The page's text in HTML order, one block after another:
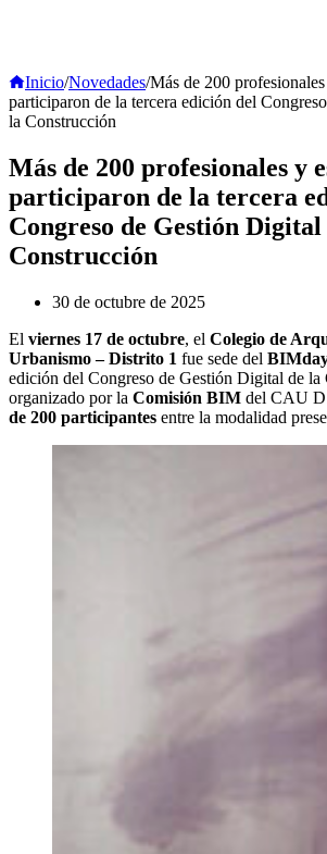
Inicio/Novedades/Más de 200
participaron de la tercera edición del
la Construcción
Más de 200 profesionales y
participaron de la tercera
Congreso de Gestión Digital
Construcción
30 de octubre de 2025
El viernes 17 de octubre, el Colegio de
Urbanismo – Distrito 1 fue sede del
edición del Congreso de Gestión Digital de la
organizado por la Comisión BIM del CAU
de 200 participantes entre la modalidad